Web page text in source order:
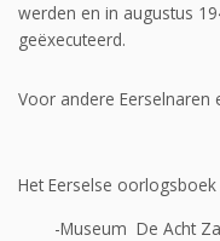
werden en in augustus
geëxecuteerd.
Voor andere Eerselnaren
Het Eerselse
-Museum De Acht